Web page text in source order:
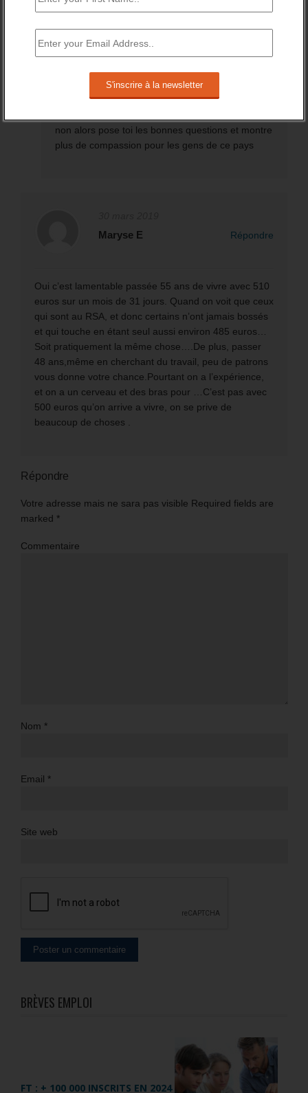
que la seule chose qui intéresse ceux qui ont le
gens en les payant le plus bas possible …voir
presque autant qu un minimum vital …alors stop
ton égoïsme de dire que tu es pour qu on
supprime des minimas et demande toi si tu
accepterais de faire ton boulot pour 500€ de
non alors pose toi les bonnes questions et montre
plus de compassion pour les gens de ce pays
Maryse E Répondre
Oui c’est lamentable passée 55 ans de vivre avec 510
euros sur un mois de 31 jours. Quand on voit que ceux
qui sont au RSA, et donc certains n’ont jamais bossés
et qui touche en étant seul aussi environ 485 euros…
Soit pratiquement la même chose….De plus, passer
48 ans,même en cherchant du travail, peu de patrons
vous donne votre chance.Pourtant on a l’expérience,
et on a un cerveau et des bras pour …C’est pas avec
500 euros qu’on arrive a vivre, on se prive de
beaucoup de choses .
Répondre
Votre adresse mais ne sara pas visible Required fields are
marked *
Commentaire
Nom *
Email *
Site web
BRÈVES EMPLOI
FT : + 100 000 INSCRITS EN 2024